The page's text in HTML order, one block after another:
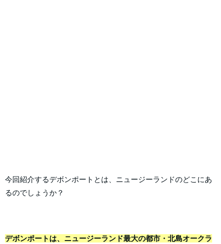
今回紹介するデボンポートとは、ニュージーランドのどこにあ
るのでしょうか？
デボンポートは、ニュージーランド最大の都市・北島オークラ